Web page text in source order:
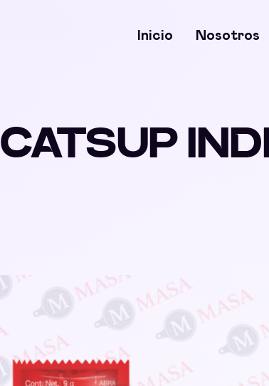
Inicio Nosotros
CATSUP